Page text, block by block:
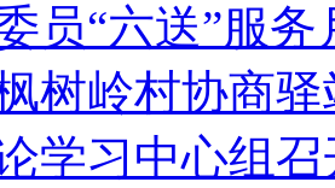
员“六送”服
树岭村协商
学习中心组